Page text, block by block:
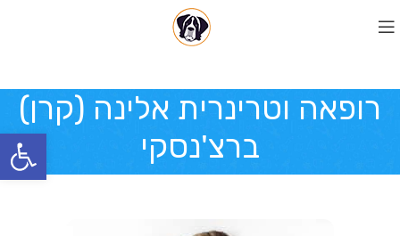
פתח
רופאה וטרינרית אלינה (קרן)
ברצ'נסקי